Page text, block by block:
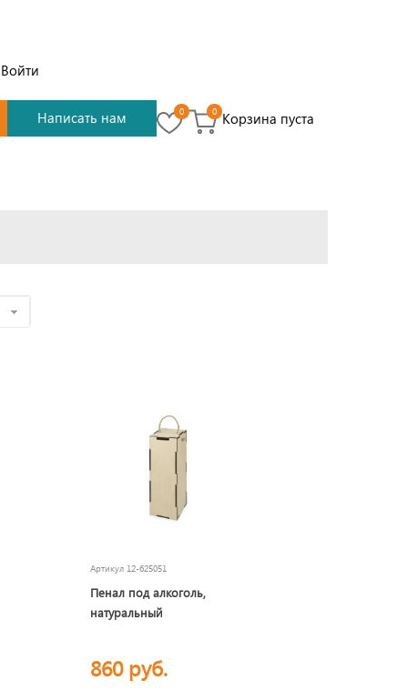
Войти
Написать нам 0 0 Корзина пуста
Артикул 12-625051
Пенал под алкоголь,
натуральный
860 руб.